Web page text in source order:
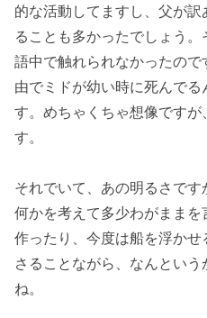
的な活動してますし、父が
ることも多かったでしょう
語中で触れられなかったの
由でミドが幼い時に死んで
す。めちゃくちゃ想像です
す。
それでいて、あの明るさで
何かを考えて多少わがまま
作ったり、今度は船を浮か
さることながら、なんとい
ね。